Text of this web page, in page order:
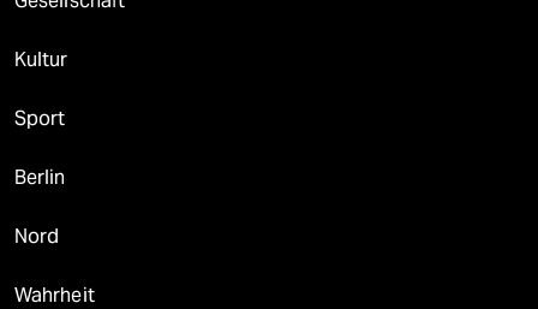
Kultur
Sport
Berlin
Nord
Wahrheit